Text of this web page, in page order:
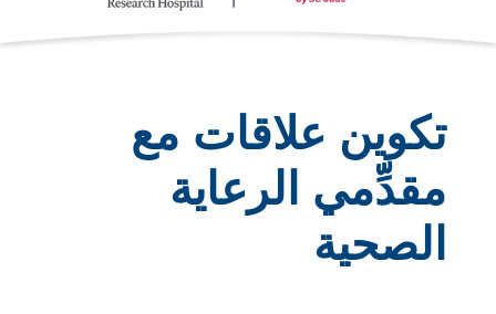
تكوين علاقات مع
مقدِّمي الرعاية
الصحية